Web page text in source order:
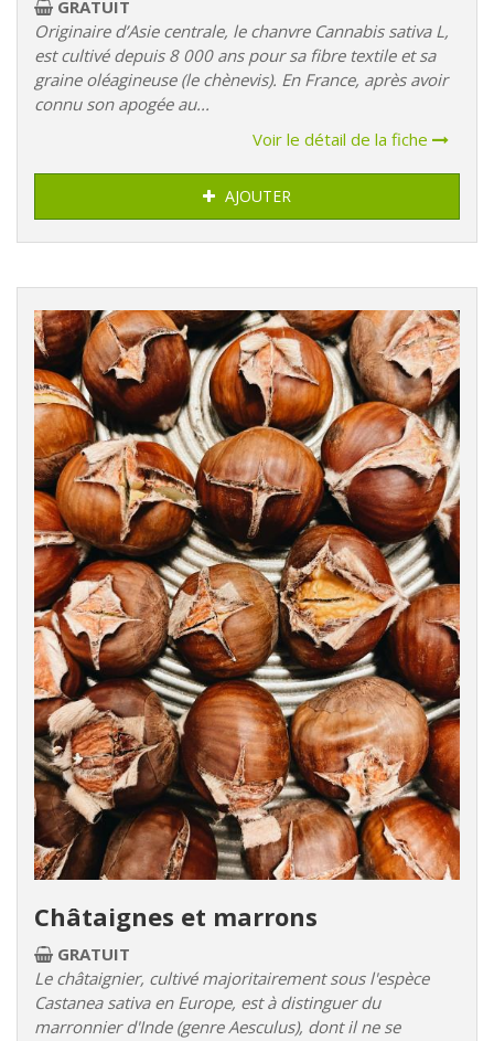
GRATUIT
Originaire d’Asie centrale, le chanvre Cannabis sativa L,
est cultivé depuis 8 000 ans pour sa fibre textile et sa
graine oléagineuse (le chènevis). En France, après avoir
connu son apogée au...
Voir le détail de la fiche
AJOUTER
Châtaignes et marrons
GRATUIT
Le châtaignier, cultivé majoritairement sous l'espèce
Castanea sativa en Europe, est à distinguer du
marronnier d'Inde (genre Aesculus), dont il ne se